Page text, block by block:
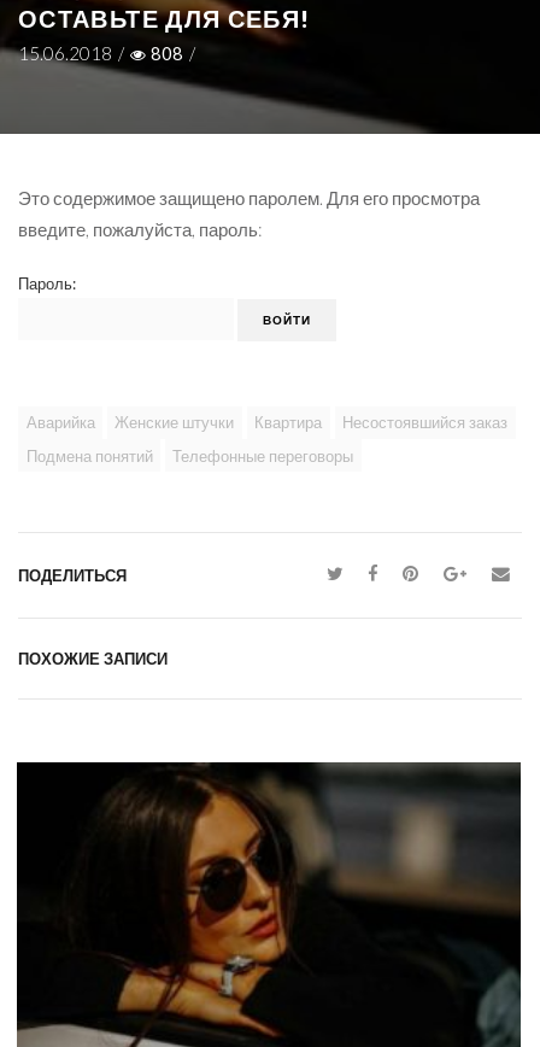
ОСТАВЬТЕ ДЛЯ СЕБЯ!
15.06.2018 / 808 /
Это содержимое защищено паролем. Для его просмотра
введите, пожалуйста, пароль:
Пароль:
Аварийка Женские штучки Квартира
Несостоявшийся заказ
Подмена понятий
Телефонные переговоры
ПОДЕЛИТЬСЯ
ПОХОЖИЕ ЗАПИСИ